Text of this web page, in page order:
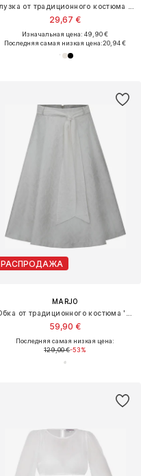
29,67 €
Изначальная цена: 49,90 €
Последняя самая низкая цена:20,94 €
РАСПРОДАЖА
MARJO
59,90 €
Последняя самая низкая цена:
129,00 €-53%